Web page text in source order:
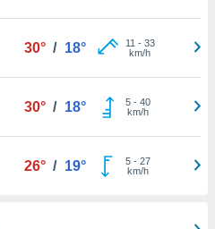
30° / 18° 11 - 33
km/h
30° / 18° 5- 40
km/h
26° / 19° 5- 27
km/h